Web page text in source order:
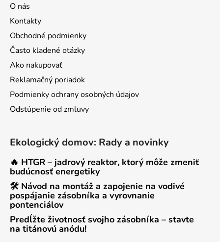
O nás
Kontakty
Obchodné podmienky
Často kladené otázky
Ako nakupovať
Reklamačný poriadok
Podmienky ochrany osobných údajov
Odstúpenie od zmluvy
Ekologický domov: Rady a novinky
🔥 HTGR – jadrový reaktor, ktorý môže zmeniť
budúcnosť energetiky
🛠 Návod na montáž a zapojenie na vodivé
pospájanie zásobníka a vyrovnanie
pontenciálov
Predĺžte životnosť svojho zásobníka – stavte
na titánovú anódu!